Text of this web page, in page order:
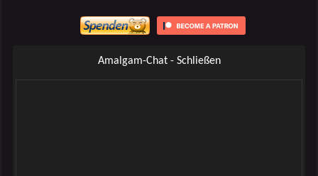
Amalgam-Chat - Schließen